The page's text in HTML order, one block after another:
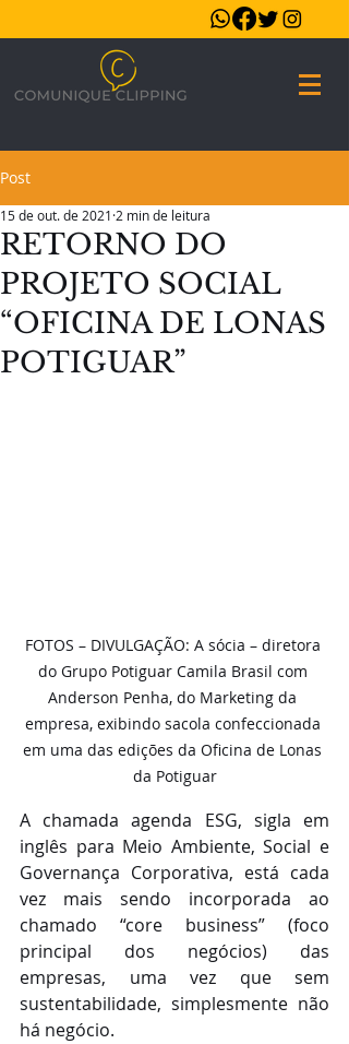
Post
RETORNO DO
PROJETO SOCIAL
“OFICINA DE LONAS
POTIGUAR”
15 de out. de 2021 2 min de leitura
FOTOS – DIVULGAÇÃO: A sócia – diretora
do Grupo Potiguar Camila Brasil com
Anderson Penha, do Marketing da
empresa, exibindo sacola confeccionada
em uma das edições da Oficina de Lonas
da Potiguar
A chamada agenda ESG, sigla em
inglês para Meio Ambiente, Social e
Governança Corporativa, está cada
vez mais sendo incorporada ao
chamado “core business” (foco
principal dos negócios) das
empresas, uma vez que sem
sustentabilidade, simplesmente não
há negócio.